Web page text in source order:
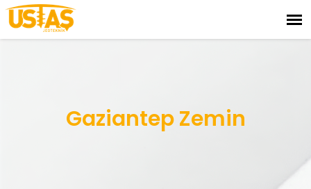
Gaziantep Zemin